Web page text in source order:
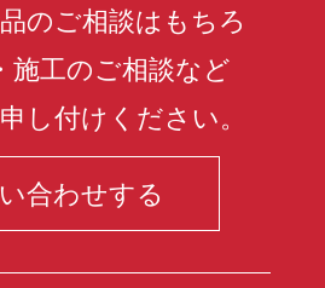
のご相談はもちろ
施工のご相談など
し付けください。
合わせする